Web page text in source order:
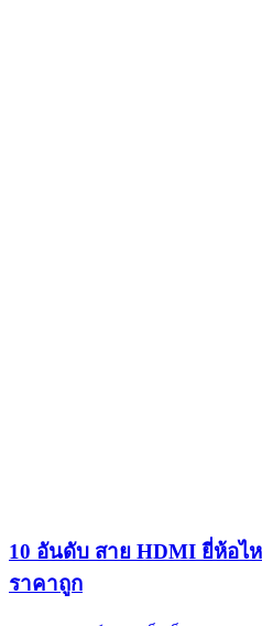
10 อันดับ สาย HDMI ยี่ห้อ
ราคาถูก